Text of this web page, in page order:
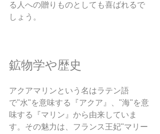
る人への贈りものとしても喜ばれるで
しょう。
鉱物学や歴史
アクアマリンという名はラテン語
で"水"を意味する『アクア』、"海"を意
味する『マリン』から由来していま
す。その魅力は、フランス王妃"マリー